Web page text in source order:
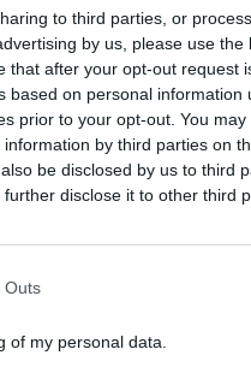
to third parties, or
by us, please use the
that after your opt-out request
based on personal information
prior to your opt-out. You
by third parties on
be disclosed by us to third
disclose it to other third
Outs
of my personal data.
hvor
er vårt